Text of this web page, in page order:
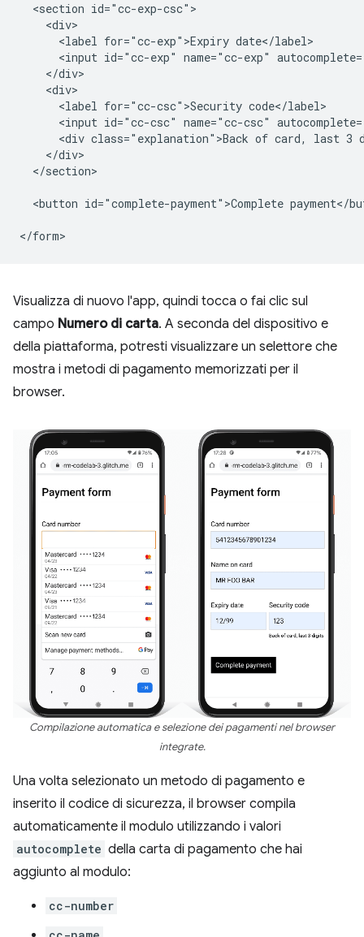
  <section id="cc-exp-csc">
    <div>
      <label for="cc-exp">Expiry date</label>
<input id="cc-exp" name="cc-exp"
    </div>
    <div>
      <label for="cc-csc">Security code</label>
<input id="cc-csc" name="cc-csc"
<div class="explanation">Back of card, last 3
    </div>
  </section>
<button id="complete-payment">Complete payment</
Visualizza di nuovo l'app, quindi tocca o fai clic sul
campo Numero di carta. A seconda del dispositivo e
della piattaforma, potresti visualizzare un selettore che
mostra i metodi di pagamento memorizzati per il
browser.
Compilazione automatica e selezione dei pagamenti nel browser
integrate.
Una volta selezionato un metodo di pagamento e
inserito il codice di sicurezza, il browser compila
automaticamente il modulo utilizzando i valori
autocomplete della carta di pagamento che hai
aggiunto al modulo:
cc-number